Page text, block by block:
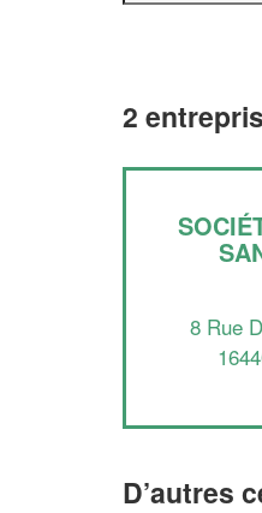
2
8 Rue
D’autres